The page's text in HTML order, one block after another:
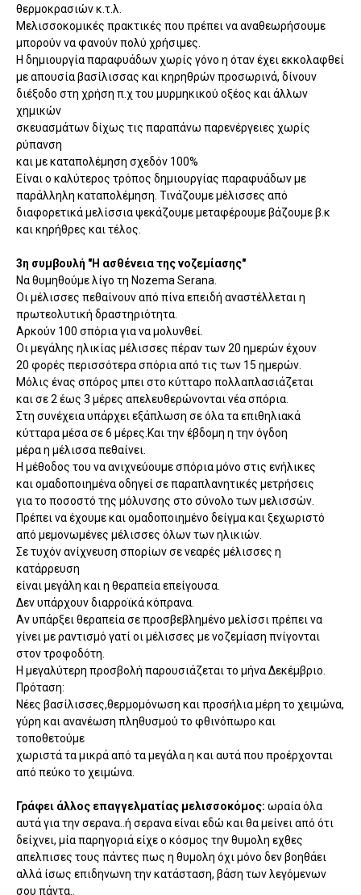
θερμοκρασιών κ.τ.λ.
Μελισσοκομικές πρακτικές που πρέπει να αναθεωρήσουμε
μπορούν να φανούν πολύ χρήσιμες.
Η δημιουργία παραφυάδων χωρίς γόνο η όταν έχει εκκολαφθεί
με απουσία βασίλισσας και κηρηθρών προσωρινά, δίνουν
διέξοδο στη χρήση π.χ του μυρμηκικού οξέος και άλλων
χημικών
σκευασμάτων δίχως τις παραπάνω παρενέργειες χωρίς
ρύπανση
και με καταπολέμηση σχεδόν 100%
Είναι ο καλύτερος τρόπος δημιουργίας παραφυάδων με
παράλληλη καταπολέμηση. Τινάζουμε μέλισσες από
διαφορετικά μελίσσια ψεκάζουμε μεταφέρουμε βάζουμε β.κ
και κηρήθρες και τέλος.
3η συμβουλή "Η ασθένεια της νοζεμίασης"
Να θυμηθούμε λίγο τη Nozema Serana.
Οι μέλισσες πεθαίνουν από πίνα επειδή αναστέλλεται η
πρωτεολυτική δραστηριότητα.
Αρκούν 100 σπόρια για να μολυνθεί.
Οι μεγάλης ηλικίας μέλισσες πέραν των 20 ημερών έχουν
20 φορές περισσότερα σπόρια από τις των 15 ημερών.
Μόλις ένας σπόρος μπει στο κύτταρο πολλαπλασιάζεται
και σε 2 έως 3 μέρες απελευθερώνονται νέα σπόρια.
Στη συνέχεια υπάρχει εξάπλωση σε όλα τα επιθηλιακά
κύτταρα μέσα σε 6 μέρες.Και την έβδομη η την όγδοη
μέρα η μέλισσα πεθαίνει.
Η μέθοδος του να ανιχνεύουμε σπόρια μόνο στις ενήλικες
και ομαδοποιημένα οδηγεί σε παραπλανητικές μετρήσεις
για το ποσοστό της μόλυνσης στο σύνολο των μελισσών.
Πρέπει να έχουμε και ομαδοποιημένο δείγμα και ξεχωριστό
από μεμονωμένες μέλισσες όλων των ηλικιών.
Σε τυχόν ανίχνευση σπορίων σε νεαρές μέλισσες η
κατάρρευση
είναι μεγάλη και η θεραπεία επείγουσα.
Δεν υπάρχουν διαρροϊκά κόπρανα.
Αν υπάρξει θεραπεία σε προσβεβλημένο μελίσσι πρέπει να
γίνει με ραντισμό γατί οι μέλισσες με νοζεμίαση πνίγονται
στον τροφοδότη.
Η μεγαλύτερη προσβολή παρουσιάζεται το μήνα Δεκέμβριο.
Πρόταση:
Νέες βασίλισσες,θερμομόνωση και προσήλια μέρη το χειμώνα,
γύρη και ανανέωση πληθυσμού το φθινόπωρο και
τοποθετούμε
χωριστά τα μικρά από τα μεγάλα η και αυτά που προέρχονται
από πεύκο το χειμώνα.
Γράφει άλλος επαγγελματίας μελισσοκόμος: ωραία όλα
αυτά για την σερανα..ή σερανα είναι εδώ και θα μείνει από ότι
δείχνει, μία παρηγοριά είχε ο κόσμος την θυμολη εχθες
απελπισες τους πάντες πως η θυμολη όχι μόνο δεν βοηθάει
αλλά ίσως επιδηνωνη την κατάσταση, βάση των λεγόμενων
σου πάντα..